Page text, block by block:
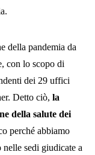
della pandemia da
con lo scopo di
dei 29 uffici
Detto ciò, la
della salute dei
perché abbiamo
sedi giudicate a